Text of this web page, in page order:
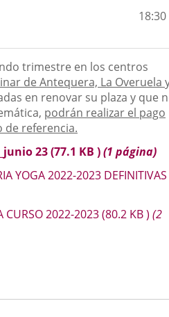
trimestre en los centros
de Antequera, La Overuela
en renovar su plaza y que
podrán realizar el pago
de referencia.
23(77.1 KB )(1 página)
YOGA 2022-2023 DEFINITIVAS
CURSO 2022-2023(80.2 KB) (2